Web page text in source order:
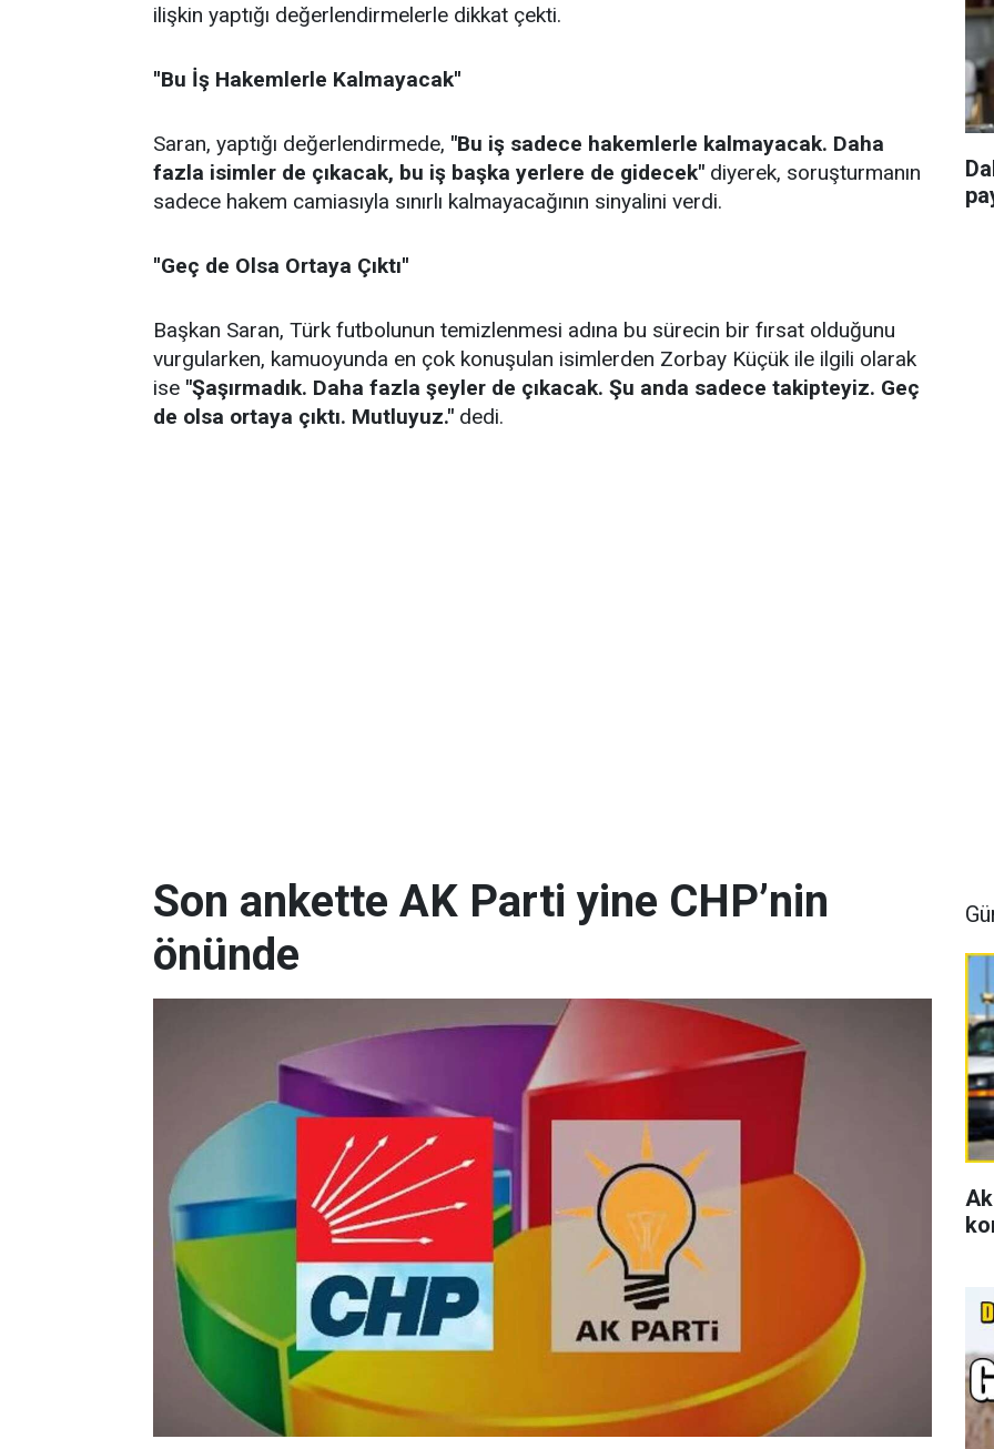
ilişkin yaptığı değerlendirmelerle dikkat çekti.
''Bu İş Hakemlerle Kalmayacak''
Saran, yaptığı değerlendirmede, "Bu iş sadece hakemlerle kalmayacak. Daha
fazla isimler de çıkacak, bu iş başka yerlere de gidecek" diyerek, soruşturmanın
sadece hakem camiasıyla sınırlı kalmayacağının sinyalini verdi.
''Geç de Olsa Ortaya Çıktı''
Başkan Saran, Türk futbolunun temizlenmesi adına bu sürecin bir fırsat olduğunu
vurgularken, kamuoyunda en çok konuşulan isimlerden Zorbay Küçük ile ilgili olarak
ise "Şaşırmadık. Daha fazla şeyler de çıkacak. Şu anda sadece takipteyiz. Geç
de olsa ortaya çıktı. Mutluyuz." dedi.
Son ankette AK Parti yine CHP’nin
önünde